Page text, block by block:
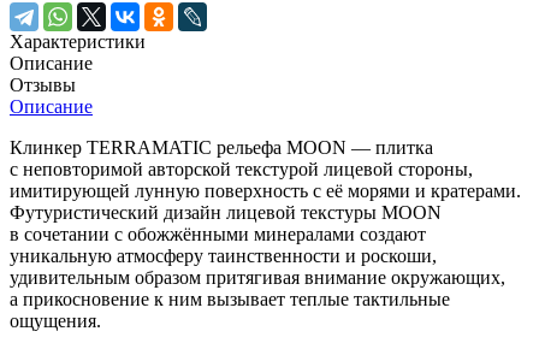
Характеристики
Описание
Отзывы
Описание
Клинкер TERRAMATIC рельефа MOON — плитка
с неповторимой авторской текстурой лицевой стороны,
имитирующей лунную поверхность с её морями и кратерами.
Футуристический дизайн лицевой текстуры MOON
в сочетании с обожжёнными минералами создают
уникальную атмосферу таинственности и роскоши,
удивительным образом притягивая внимание окружающих,
а прикосновение к ним вызывает теплые тактильные
ощущения.